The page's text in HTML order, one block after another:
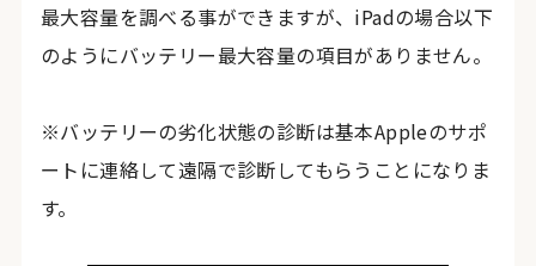
最大容量を調べる事ができますが、iPadの場合以下
のようにバッテリー最大容量の項目がありません。
※バッテリーの劣化状態の診断は基本Appleのサポ
ートに連絡して遠隔で診断してもらうことになりま
す。